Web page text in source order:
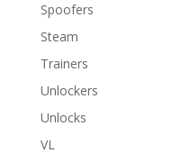
Spoofers
Steam
Trainers
Unlockers
Unlocks
VL